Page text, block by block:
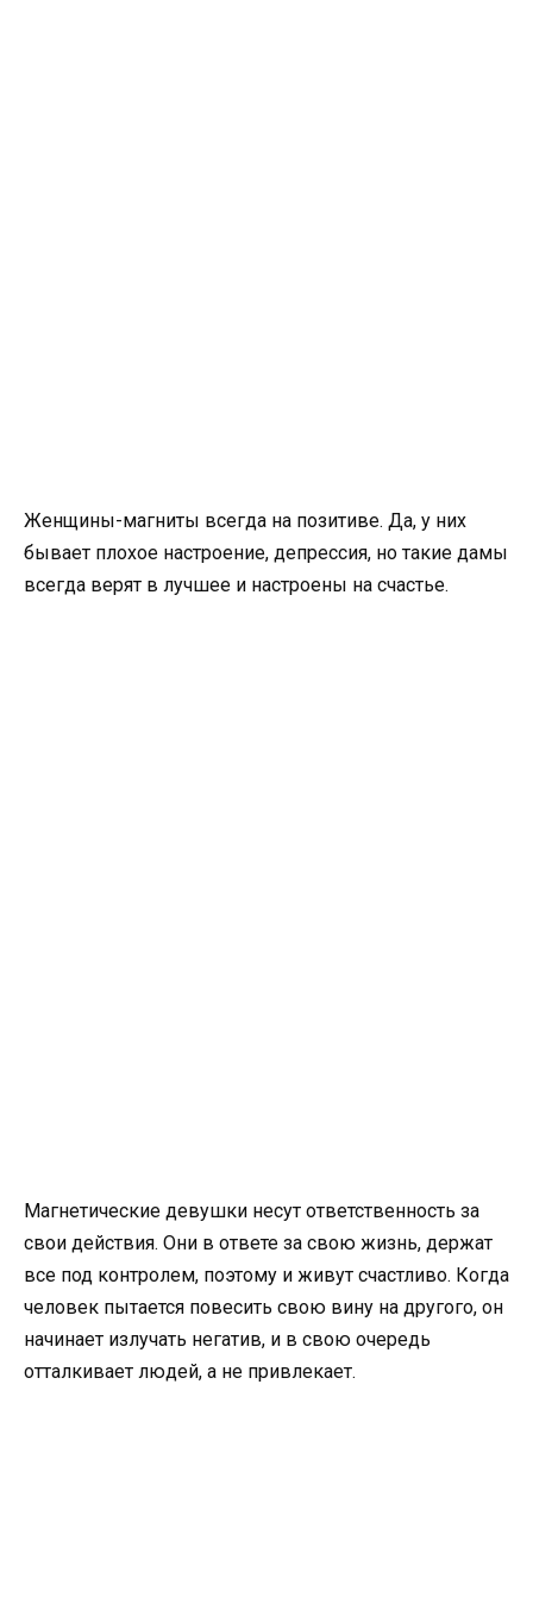
Женщины-магниты всегда на позитиве. Да, у них
бывает плохое настроение, депрессия, но такие дамы
всегда верят в лучшее и настроены на счастье.
Магнетические девушки несут ответственность за
свои действия. Они в ответе за свою жизнь, держат
все под контролем, поэтому и живут счастливо. Когда
человек пытается повесить свою вину на другого, он
начинает излучать негатив, и в свою очередь
отталкивает людей, а не привлекает.